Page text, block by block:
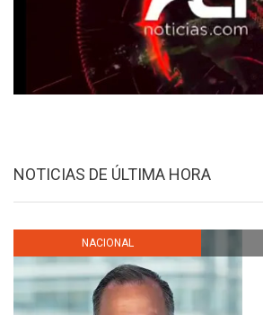
NOTICIAS DE ÚLTIMA HORA
NACIONAL